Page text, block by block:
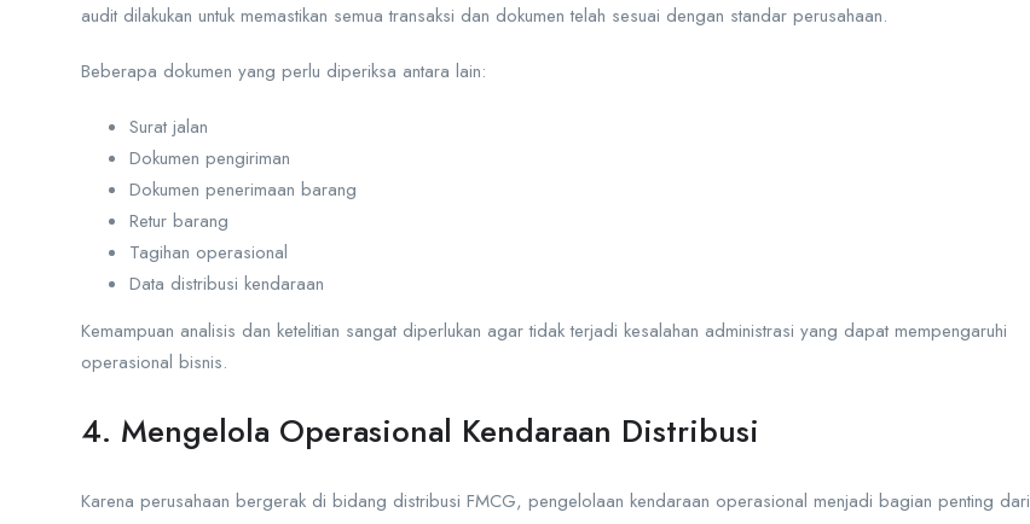
audit dilakukan untuk memastikan semua transaksi dan dokumen telah sesuai dengan standar perusahaan.
Beberapa dokumen yang perlu diperiksa antara lain:
Surat jalan
Dokumen pengiriman
Dokumen penerimaan barang
Retur barang
Tagihan operasional
Data distribusi kendaraan
Kemampuan analisis dan ketelitian sangat diperlukan agar tidak terjadi kesalahan administrasi yang dapat mempengaruhi
operasional bisnis.
4. Mengelola Operasional Kendaraan Distribusi
Karena perusahaan bergerak di bidang distribusi FMCG, pengelolaan kendaraan operasional menjadi bagian penting dari